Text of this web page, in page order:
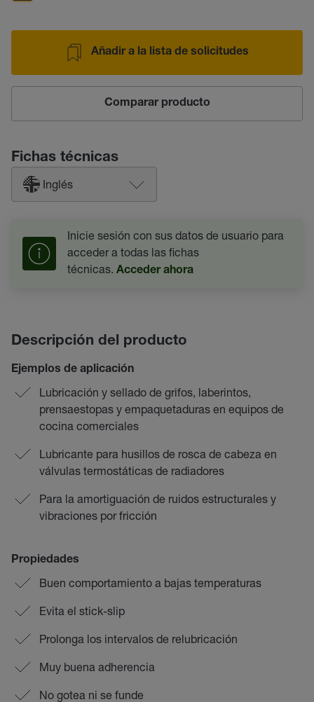
Añadir a la lista de solicitudes
Comparar producto
Fichas técnicas
Inglés
Inicie sesión con sus datos de usuario para
acceder a todas las fichas
técnicas. Acceder ahora
Descripción del producto
Ejemplos de aplicación
Lubricación y sellado de grifos, laberintos,
prensaestopas y empaquetaduras en equipos de
cocina comerciales
Lubricante para husillos de rosca de cabeza en
válvulas termostáticas de radiadores
Para la amortiguación de ruidos estructurales y
vibraciones por fricción
Propiedades
Buen comportamiento a bajas temperaturas
Evita el stick-slip
Prolonga los intervalos de relubricación
Muy buena adherencia
No gotea ni se funde